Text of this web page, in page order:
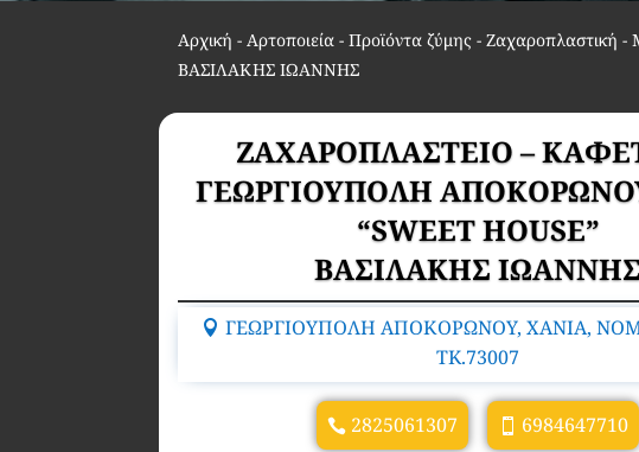
Αρχική - Αρτοποιεία - Προϊόντα ζύμης - Ζαχαροπλαστική -
ΒΑΣΙΛΑΚΗΣ ΙΩΑΝΝΗΣ
ΖΑΧΑΡΟΠΛΑΣΤΕΙΟ –
ΓΕΩΡΓΙΟΥΠΟΛΗ
“SWEET HOUSE”
ΒΑΣΙΛΑΚΗΣ ΙΩΑΝΝΗΣ
ΓΕΩΡΓΙΟΥΠΟΛΗ ΑΠΟΚΟΡΩΝΟΥ, ΧΑΝΙΑ,
TK.73007
2825061307 6984647710